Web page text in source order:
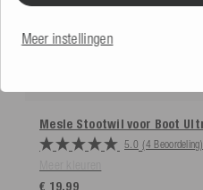
Mesle Stootwil voor Boot
5.0 (4 Beoordeling)
€ 19,99
Meer instellingen